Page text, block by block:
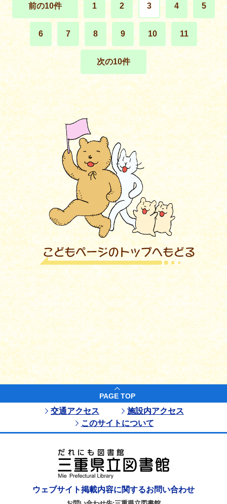
前の10件 1 2 3 4 5
6 7 8 9 10 11
次の10件
PAGE TOP
交通アクセス
施設内アクセス
このサイトについて
ウェブサイト掲載内容に関するお問い合わせ